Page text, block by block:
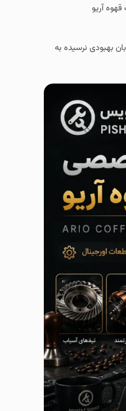
آریو
بهبودی نرسیده به